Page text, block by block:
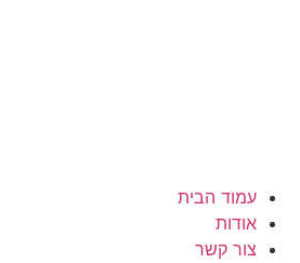
עמוד הבית
אודות
צור קשר